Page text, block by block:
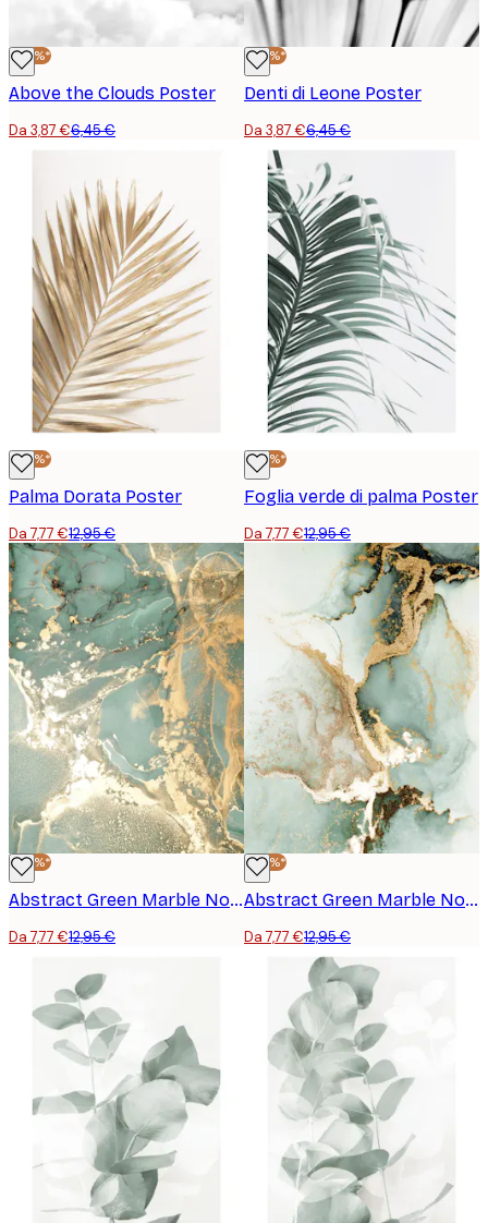
-40%*
Above the Clouds Poster
Da 3,87 €6,45 €
-40%*
Denti di Leone Poster
Da 3,87 €6,45 €
-40%*
Palma Dorata Poster
Da 7,77 €12,95 €
-40%*
Foglia verde di palma Poster
Da 7,77 €12,95 €
-40%*
Abstract Green Marble No1 Poster
Da 7,77 €12,95 €
-40%*
Abstract Green Marble No2 Poster
Da 7,77 €12,95 €